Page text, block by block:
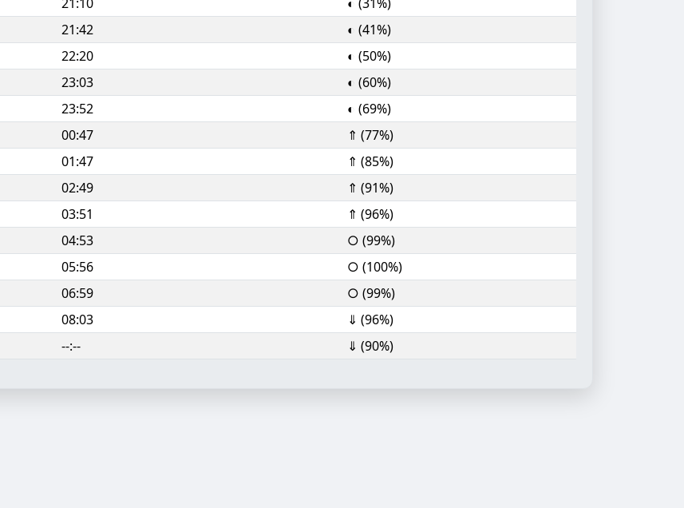
21:42
◐ (41%)
22:20
◐ (50%)
23:03
◐ (60%)
23:52
◐ (69%)
00:47
⇑ (77%)
01:47
⇑ (85%)
02:49
⇑ (91%)
03:51
⇑ (96%)
04:53
○ (99%)
05:56
○ (100%)
06:59
○ (99%)
08:03
⇓ (96%)
--:-- ⇓ (90%)